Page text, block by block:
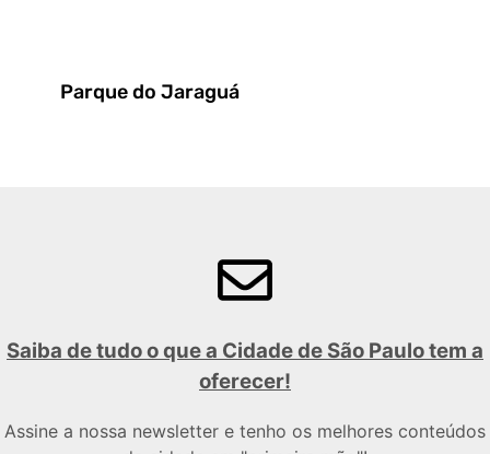
Parque do Jaraguá
Saiba de tudo o que a Cidade de São Paulo tem a
oferecer!
Assine a nossa newsletter e tenho os melhores conteúdos